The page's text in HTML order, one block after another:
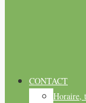
CONTACT
Horaire,